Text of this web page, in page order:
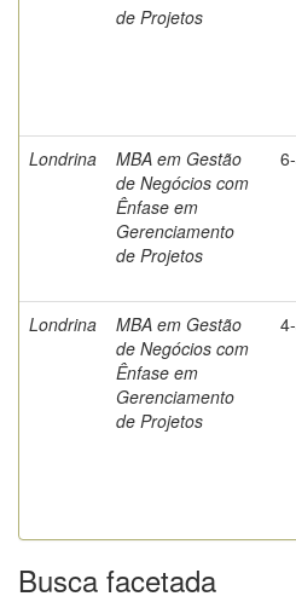
de Projetos
Londrina
MBA em Gestão
de Negócios com
Ênfase em
Gerenciamento
de Projetos
Londrina
MBA em Gestão
de Negócios com
Ênfase em
Gerenciamento
de Projetos
Busca facetada